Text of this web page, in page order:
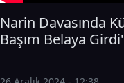
Narin Davasında
Başım Belaya Girdi'